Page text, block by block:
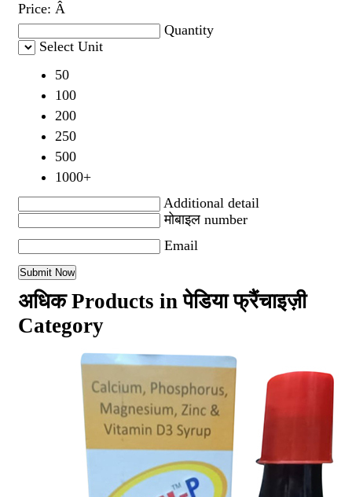
Price: Â
Quantity
Select Unit
50
100
200
250
500
1000+
Additional detail
मोबाइल number
Email
अधिक Products in पेडिया फ्रैंचाइज़ी
Category